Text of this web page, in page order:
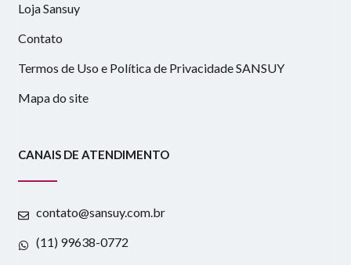
Loja Sansuy
Contato
Termos de Uso e Política de Privacidade SANSUY
Mapa do site
CANAIS DE ATENDIMENTO
contato@sansuy.com.br
(11) 99638-0772